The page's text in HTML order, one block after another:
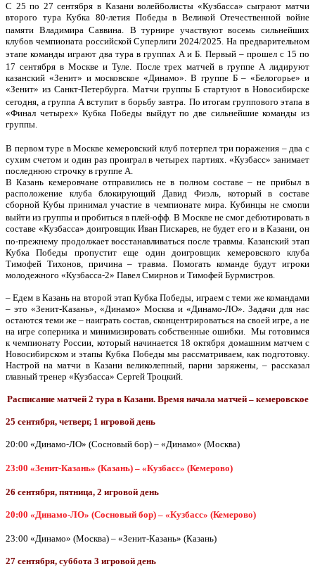
С 25 по 27 сентября в Казани волейболисты «Кузбасса» сыграют матчи
второго тура Кубка 80-летия Победы в Великой Отечественной войне
памяти Владимира Саввина. В турнире участвуют восемь сильнейших
клубов чемпионата российской Суперлиги 2024/2025. На предварительном
этапе команды играют два тура в группах А и Б. Первый – прошел с 15 по
17 сентября в Москве и Туле. После трех матчей в группе А лидируют
казанский «Зенит» и московское «Динамо». В группе Б – «Белогорье» и
«Зенит» из Санкт-Петербурга. Матчи группы Б стартуют в Новосибирске
сегодня, а группа А вступит в борьбу завтра. По итогам группового этапа в
«Финал четырех» Кубка Победы выйдут по две сильнейшие команды из
группы.
В первом туре в Москве кемеровский клуб потерпел три поражения – два с
сухим счетом и один раз проиграл в четырех партиях. «Кузбасс» занимает
последнюю строчку в группе А.
В Казань кемеровчане отправились не в полном составе – не прибыл в
расположение клуба блокирующий Давид Фиэль, который в составе
сборной Кубы принимал участие в чемпионате мира. Кубинцы не смогли
выйти из группы и пробиться в плей-офф. В Москве не смог дебютировать в
составе «Кузбасса» доигровщик Иван Пискарев, не будет его и в Казани, он
по-прежнему продолжает восстанавливаться после травмы. Казанский этап
Кубка Победы пропустит еще один доигровщик кемеровского клуба
Тимофей Тихонов, причина – травма. Помогать команде будут игроки
молодежного «Кузбасса-2» Павел Смирнов и Тимофей Бурмистров.
– Едем в Казань на второй этап Кубка Победы, играем с теми же командами
– это «Зенит-Казань», «Динамо» Москва и «Динамо-ЛО». Задачи для нас
остаются теми же – наиграть состав, сконцентрироваться на своей игре, а не
на игре соперника и минимизировать собственные ошибки. Мы готовимся
к чемпионату России, который начинается 18 октября домашним матчем с
Новосибирском и этапы Кубка Победы мы рассматриваем, как подготовку.
Настрой на матчи в Казани великолепный, парни заряжены, – рассказал
главный тренер «Кузбасса» Сергей Троцкий.
Расписание матчей 2 тура в Казани. Время начала матчей – кемеровское
25 сентября, четверг, 1 игровой день
20:00 «Динамо-ЛО» (Сосновый бор) – «Динамо» (Москва)
23:00 «Зенит-Казань» (Казань) – «Кузбасс» (Кемерово)
26 сентября, пятница, 2 игровой день
20:00 «Динамо-ЛО» (Сосновый бор) – «Кузбасс» (Кемерово)
23:00 «Динамо» (Москва) – «Зенит-Казань» (Казань)
27 сентября, суббота 3 игровой день